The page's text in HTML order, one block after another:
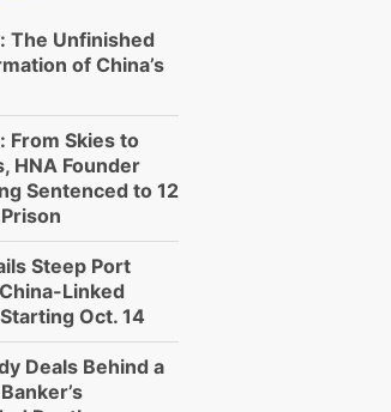
The Unfinished
of China’s
From Skies to
HNA Founder
Sentenced to 12
Steep Port
Linked
Oct. 14
Deals Behind a